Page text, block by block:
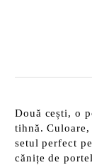
Două cești, o
tihnă.
setul perfect
cănițe de